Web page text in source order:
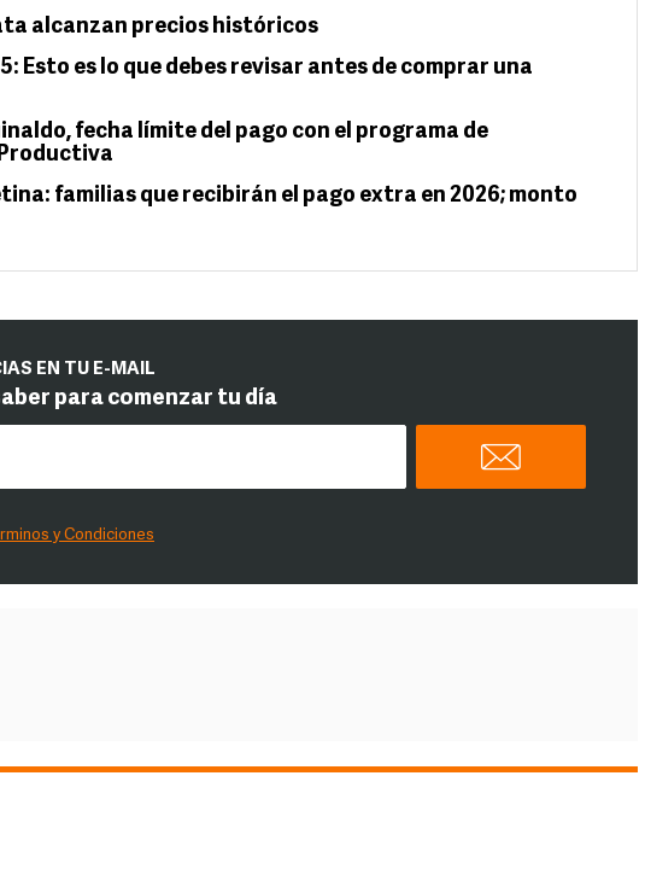
alcanzan precios históricos
Esto es lo que debes revisar antes de comprar una
fecha límite del pago con el programa de
familias que recibirán el pago extra en 2026; monto
EN TU E-MAIL
para comenzar tu día
y Condiciones